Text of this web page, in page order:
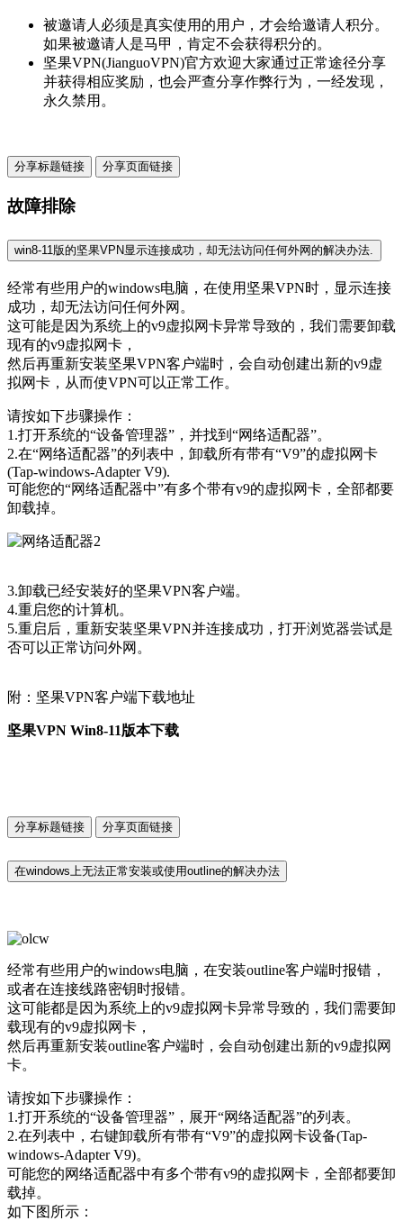
被邀请人必须是真实使用的用户，才会给邀请人积分。
如果被邀请人是马甲，肯定不会获得积分的。
坚果VPN(JianguoVPN)官方欢迎大家通过正常途径分享
并获得相应奖励，也会严查分享作弊行为，一经发现，
永久禁用。
分享标题链接 分享页面链接
故障排除
win8-11版的坚果VPN显示连接成功，却无法访问任何外网的解决办法.
经常有些用户的windows电脑，在使用坚果VPN时，显示连接
成功，却无法访问任何外网。
这可能是因为系统上的v9虚拟网卡异常导致的，我们需要卸载
现有的v9虚拟网卡，
然后再重新安装坚果VPN客户端时，会自动创建出新的v9虚
拟网卡，从而使VPN可以正常工作。
请按如下步骤操作：
1.打开系统的“设备管理器”，并找到“网络适配器”。
2.在“网络适配器”的列表中，卸载所有带有“V9”的虚拟网卡
(Tap-windows-Adapter V9).
可能您的“网络适配器中”有多个带有v9的虚拟网卡，全部都要
卸载掉。
3.卸载已经安装好的坚果VPN客户端。
4.重启您的计算机。
5.重启后，重新安装坚果VPN并连接成功，打开浏览器尝试是
否可以正常访问外网。
附：坚果VPN客户端下载地址
坚果VPN Win8-11版本下载
分享标题链接 分享页面链接
在windows上无法正常安装或使用outline的解决办法
经常有些用户的windows电脑，在安装outline客户端时报错，
或者在连接线路密钥时报错。
这可能都是因为系统上的v9虚拟网卡异常导致的，我们需要卸
载现有的v9虚拟网卡，
然后再重新安装outline客户端时，会自动创建出新的v9虚拟网
卡。
请按如下步骤操作：
1.打开系统的“设备管理器”，展开“网络适配器”的列表。
2.在列表中，右键卸载所有带有“V9”的虚拟网卡设备(Tap-
windows-Adapter V9)。
可能您的网络适配器中有多个带有v9的虚拟网卡，全部都要卸
载掉。
如下图所示：